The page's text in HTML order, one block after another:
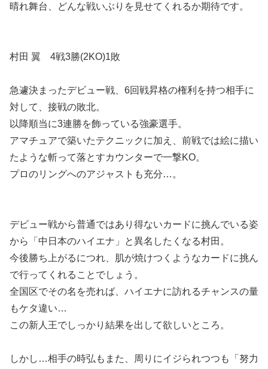
晴れ舞台、どんな戦いぶりを見せてくれるか期待です。
村田 翼 4戦3勝(2KO)1敗
急遽決まったデビュー戦、6回戦昇格の権利を持つ相手に
対して、接戦の敗北。
以降順当に3連勝を飾っている強豪選手。
アマチュアで築いたテクニックに加え、前戦では絵に描い
たような斬って落とすカウンターで一撃KO。
プロのリングへのアジャストも充分…。
デビュー戦から普通ではあり得ないカードに挑んでいる姿
から「中日本のハイエナ」と異名したくなる村田。
今後勝ち上がるにつれ、肌が焼けつくようなカードに挑ん
で行ってくれることでしょう。
全国区でその名を売れば、ハイエナに訪れるチャンスの量
もケタ違い…
この新人王でしっかり結果を出して欲しいところ。
しかし…相手の時弘もまた、周りにイジられつつも「努力